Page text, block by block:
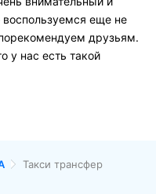
еще не
друзьям.
у нас есть такой
Такси трансфер